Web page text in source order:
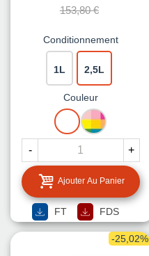
153,80 €
Conditionnement
1L 2,5L
Couleur
BLANCMISE
A
TEINTE
- +
Ajouter Au Panier
FT FDS
-25,02%